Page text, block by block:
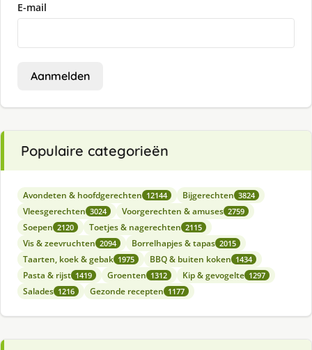
E-mail
Aanmelden
Populaire categorieën
Avondeten & hoofdgerechten 12144 Bijgerechten 3824
Vleesgerechten 3024 Voorgerechten & amuses 2759
Soepen 2120 Toetjes & nagerechten 2115
Vis & zeevruchten 2094 Borrelhapjes & tapas 2015
Taarten, koek & gebak 1975 BBQ & buiten koken 1434
Pasta & rijst 1419 Groenten 1312 Kip & gevogelte 1297
Salades 1216 Gezonde recepten 1177